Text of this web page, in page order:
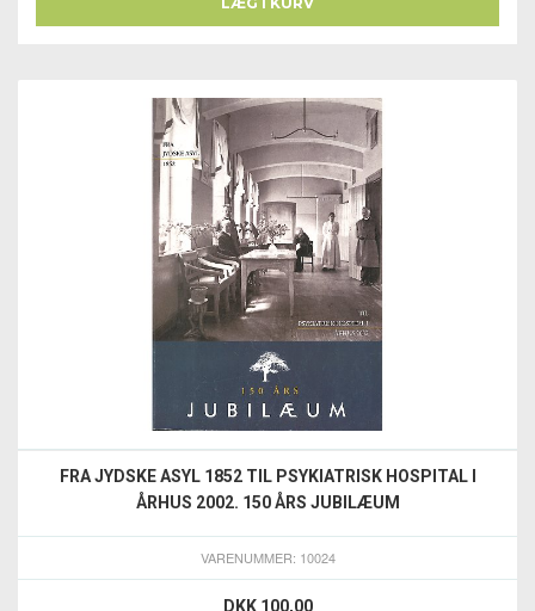
FRA JYDSKE ASYL 1852 TIL PSYKIATRISK HOSPITAL I
ÅRHUS 2002. 150 ÅRS JUBILÆUM
VARENUMMER: 10024
DKK 100,00